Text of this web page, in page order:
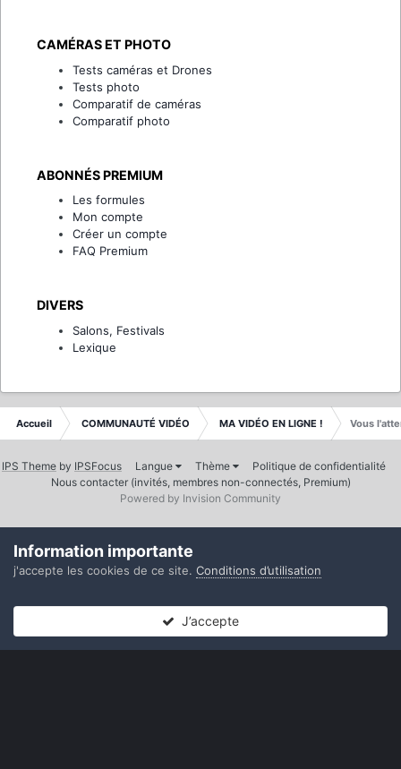
CAMÉRAS ET PHOTO
Tests caméras et Drones
Tests photo
Comparatif de caméras
Comparatif photo
ABONNÉS PREMIUM
Les formules
Mon compte
Créer un compte
FAQ Premium
DIVERS
Salons, Festivals
Lexique
Accueil COMMUNAUTÉ VIDÉO MA VIDÉO EN LIGNE ! Vous
IPS Theme by IPSFocus Langue Thème
Politique de confidentialité
Nous contacter (invités, membres non-connectés, Premium)
Powered by Invision Community
Information importante
j'accepte les cookies de ce site. Conditions d’utilisation
J’accepte